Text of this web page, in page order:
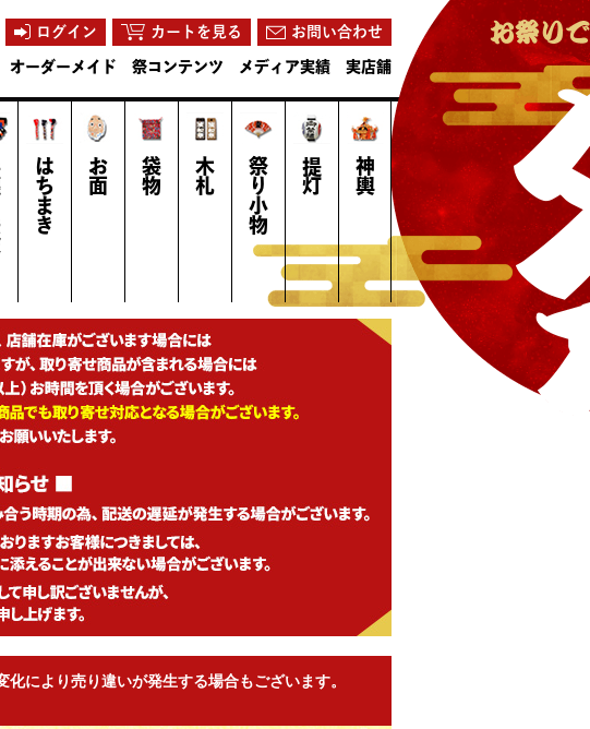
ログイン カートを見る お問い合わせ
オーダーメイド 祭コンテンツ メディア実績 実店舗
はちまき お面 袋物 木札 祭り小物 提灯 神輿
により売り違いが発生する場合もございます。